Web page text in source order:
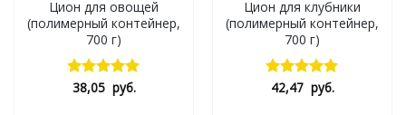
Цион для овощей
(полимерный контейнер,
700 г)
Оценка
38,05 руб.
Цион для клубники
(полимерный контейнер,
700 г)
Оценка
42,47 руб.